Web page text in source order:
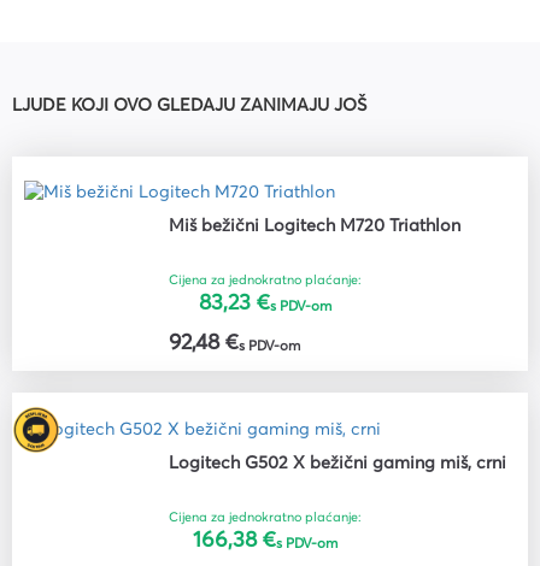
LJUDE KOJI OVO GLEDAJU ZANIMAJU JOŠ
Miš bežični Logitech M720 Triathlon
Cijena za jednokratno plaćanje:
83,23 €s PDV-om
92,48 €s PDV-om
Logitech G502 X bežični gaming miš, crni
Cijena za jednokratno plaćanje:
166,38 €s PDV-om